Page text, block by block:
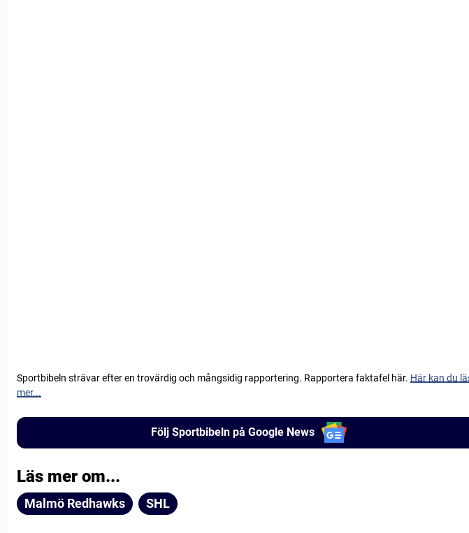
Sportbibeln strävar efter en trovärdig och mångsidig rapportering. Rapportera faktafel här. Här kan du
mer...
Följ Sportbibeln på Google News
Läs mer om...
Malmö Redhawks SHL